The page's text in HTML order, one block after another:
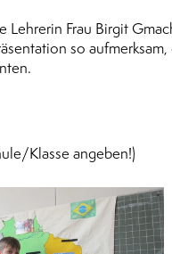
Lehrerin Frau Birgit
so
Klasse angeben!)